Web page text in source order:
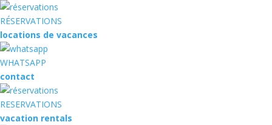
RÉSERVATIONS
locations de vacances
WHATSAPP
contact
RESERVATIONS
vacation rentals